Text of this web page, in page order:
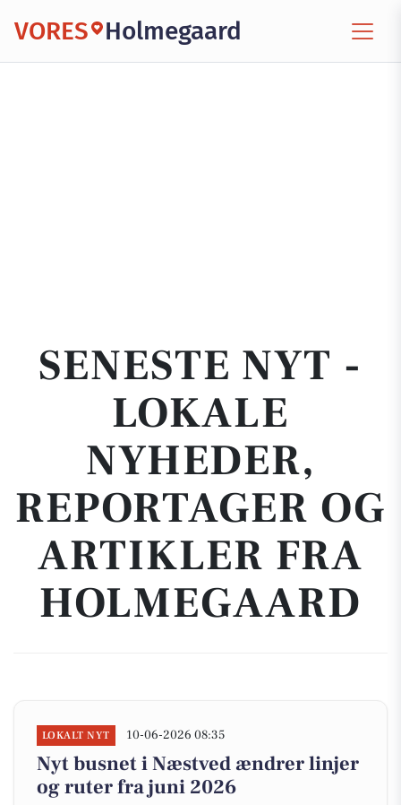
VORES Holmegaard
SENESTE NYT -
LOKALE
NYHEDER,
REPORTAGER OG
ARTIKLER FRA
HOLMEGAARD
LOKALT NYT 10-06-2026 08:35
Nyt busnet i Næstved ændrer linjer
og ruter fra juni 2026